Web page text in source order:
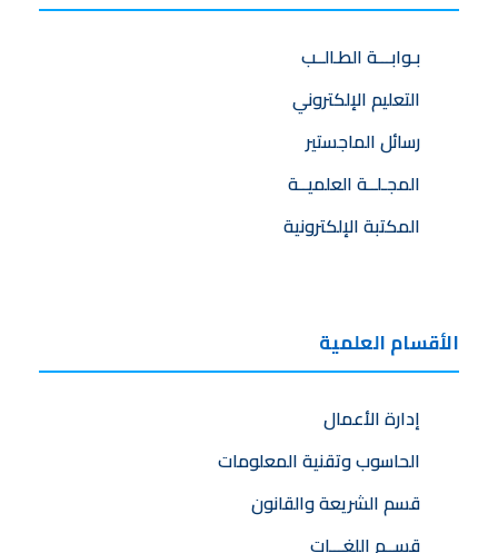
بـوابـــة الطـالــب
التعليم الإلكتروني
رسائل الماجستير
المجـلــة العلميــة
المكتبة الإلكترونية
الأقسام العلمية
إدارة الأعمال
الحاسوب وتقنية المعلومات
قسم الشريعة والقانون
قســم اللغـــات